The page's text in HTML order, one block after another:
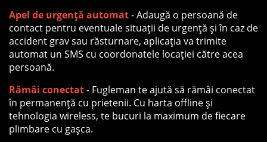
Apel de urgență automat- Adaugă o persoană de
contact pentru eventuale situații de urgență și în caz de
accident grav sau răsturnare, aplicația va trimite
automat un SMS cu coordonatele locației către acea
persoană.
Rămâi conectat- Fugleman te ajută să rămâi conectat
în permanență cu prietenii. Cu harta offline și
tehnologia wireless, te bucuri la maximum de fiecare
plimbare cu gașca.